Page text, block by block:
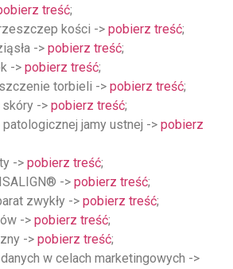
treść;
kości -> pobierz treść;
-> pobierz treść;
-> pobierz treść;
torbieli -> pobierz treść;
-> pobierz treść;
jamy ustnej -> pobierz
-> pobierz treść;
-> pobierz treść;
zwykły -> pobierz treść;
-> pobierz treść;
-> pobierz treść;
w celach marketingowych ->